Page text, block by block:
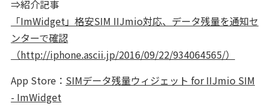
⇒紹介記事
「ImWidget」格安SIM IIJmio対応、データ残量を通知セ
ンターで確認
（http://iphone.ascii.jp/2016/09/22/934064565/）
App Store： SIMデータ残量ウィジェット for IIJmio SIM
- ImWidget